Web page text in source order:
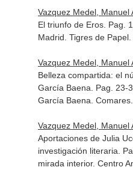
Vazquez Medel, Manuel
El triunfo de Eros. Pag.
Madrid. Tigres de Papel.
Vazquez Medel, Manuel
Belleza compartida: el
García Baena. Pag. 23-
García Baena .
Vazquez Medel, Manuel
Aportaciones de Julia
investigación literaria.
mirada interior. Centro